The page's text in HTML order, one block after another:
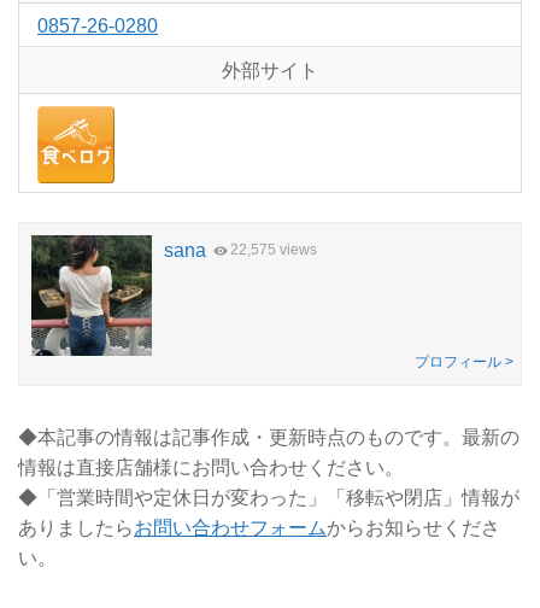
0857-26-0280
外部サイト
sana 22,575 views
プロフィール >
◆本記事の情報は記事作成・更新時点のものです。最新の
情報は直接店舗様にお問い合わせください。
◆「営業時間や定休日が変わった」「移転や閉店」情報が
ありましたらお問い合わせフォームからお知らせくださ
い。